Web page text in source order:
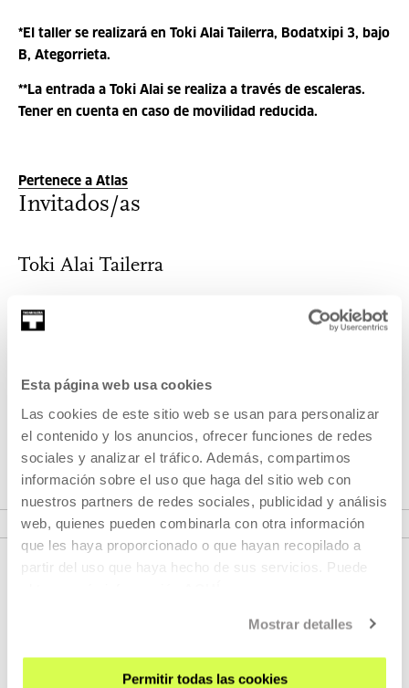
Esta página web usa cookies
Las cookies de este sitio web se usan para personalizar
el contenido y los anuncios, ofrecer funciones de redes
sociales y analizar el tráfico. Además, compartimos
información sobre el uso que haga del sitio web con
nuestros partners de redes sociales, publicidad y análisis
web, quienes pueden combinarla con otra información
que les haya proporcionado o que hayan recopilado a
partir del uso que haya hecho de sus servicios. Puede
Mostrar detalles
Permitir todas las cookies
*El taller se realizará en Toki Alai Tailerra, Bodatxipi 3, bajo
B, Ategorrieta.
**La entrada a Toki Alai se realiza a través de escaleras.
Tener en cuenta en caso de movilidad reducida.
Pertenece a Atlas
Invitados/as
Toki Alai Tailerra
Pertenece a Proyecto: Atlas
VER PROYECTO